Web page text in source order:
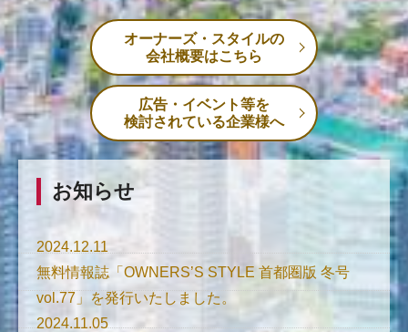
オーナーズ・スタイルの
会社概要はこちら
広告・イベント等を
検討されている企業様へ
お知らせ
2024.12.11
無料情報誌「OWNERS’S STYLE 首都圏版 冬号
vol.77」を発行いたしました。
2024.11.05